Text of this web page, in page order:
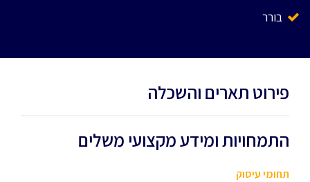
בורר
פירוט תארים והשכלה
התמחויות ומידע מקצועי משלים
תחומי עיסוק